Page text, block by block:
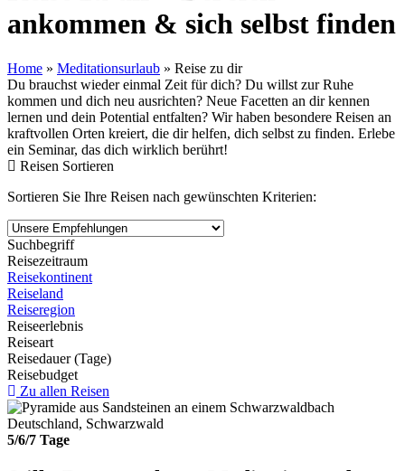
ankommen & sich selbst finden
Home » Meditationsurlaub » Reise zu dir
Du brauchst wieder einmal Zeit für dich? Du willst zur Ruhe
kommen und dich neu ausrichten? Neue Facetten an dir kennen
lernen und dein Potential entfalten? Wir haben besondere Reisen an
kraftvollen Orten kreiert, die dir helfen, dich selbst zu finden. Erlebe
ein Seminar, das dich wirklich berührt!
Reisen Sortieren
Sortieren Sie Ihre Reisen nach gewünschten Kriterien:
Suchbegriff
Reisezeitraum
Reisekontinent
Reiseland
Reiseregion
Reiseerlebnis
Reiseart
Reisedauer (Tage)
Reisebudget
Zu allen Reisen
Deutschland, Schwarzwald
5/6/7 Tage